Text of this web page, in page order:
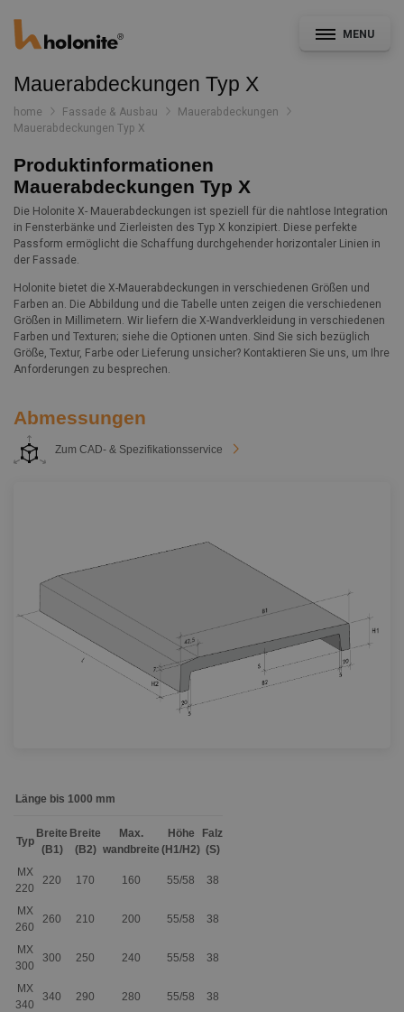
MENU
Allgemein
Fassade & Ausbau
CAD- und Leistungsverzeichnisservice
Konstruktionsdetails
Dokumentation
Nachrichten
Projekte
Mauerabdeckungen Typ X
home Fassade & Ausbau
Mauerabdeckungen
Mauerabdeckungen Typ X
Produktinformationen
Mauerabdeckungen Typ X
Die Holonite X- Mauerabdeckungen ist speziell für die nahtlose Integration
in Fensterbänke und Zierleisten des Typ X konzipiert. Diese perfekte
Passform ermöglicht die Schaffung durchgehender horizontaler Linien in
der Fassade.
Holonite bietet die X-Mauerabdeckungen in verschiedenen Größen und
Farben an. Die Abbildung und die Tabelle unten zeigen die verschiedenen
Größen in Millimetern. Wir liefern die X-Wandverkleidung in verschiedenen
Farben und Texturen; siehe die Optionen unten. Sind Sie sich bezüglich
Größe, Textur, Farbe oder Lieferung unsicher? Kontaktieren Sie uns, um Ihre
Anforderungen zu besprechen.
Abmessungen
Zum CAD- & Spezifikationsservice
Länge bis 1000 mm
Typ
Breite
(B1)
Breite
(B2)
Max.
wandbreite
Höhe
(H1/H2)
Falz
(S)
MX
220
220 170 160 55/58 38
MX
260
260 210 200 55/58 38
MX
300
300 250 240 55/58 38
MX
340
340 290 280 55/58 38